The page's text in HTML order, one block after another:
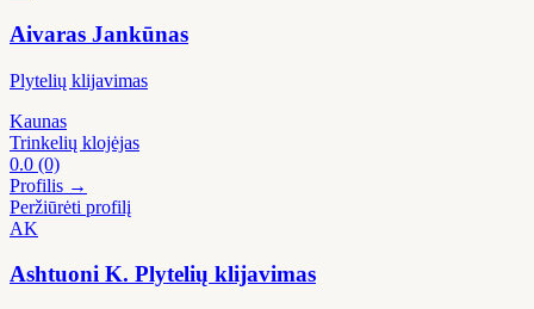
Aivaras Jankūnas
Plytelių klijavimas
Kaunas
Trinkelių klojėjas
0.0 (0)
Profilis →
Peržiūrėti profilį
AK
Ashtuoni K. Plytelių klijavimas